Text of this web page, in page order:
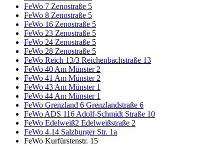
FeWo 7 Zenostraße 5
FeWo 8 Zenostraße 5
FeWo 16 Zenostraße 5
FeWo 23 Zenostraße 5
FeWo 24 Zenostraße 5
FeWo 28 Zenostraße 5
FeWo Reich 13/3 Reichenbachstraße 13
FeWo 40 Am Münster 2
FeWo 41 Am Münster 2
FeWo 43 Am Münster 1
FeWo 44 Am Münster 1
FeWo Grenzland 6 Grenzlandstraße 6
FeWo ADS 116 Adolf-Schmidt Straße 10
FeWo Edelweiß2 Edelweißstraße 2
FeWo 4.14 Salzburger Str. 1a
FeWo Kurfürstenstr. 15